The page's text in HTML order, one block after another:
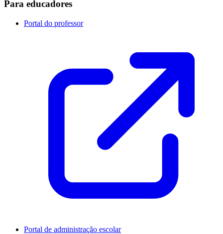
Para educadores
Portal do professor
Portal de administração escolar